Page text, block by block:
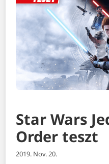
Star Wars
Order teszt
2019. Nov. 20.